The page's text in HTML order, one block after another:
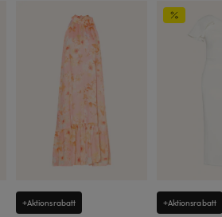
+Aktionsrabatt +Aktionsrabatt